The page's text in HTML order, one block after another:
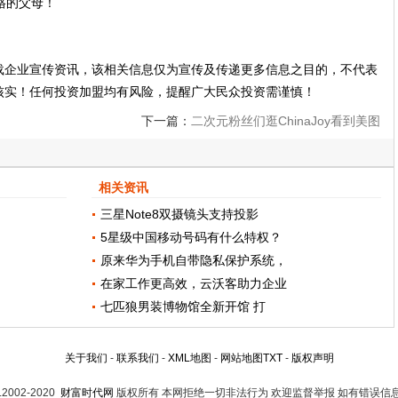
业宣传资讯，该相关信息仅为宣传及传递更多信息之目的，不代表
！任何投资加盟均有风险，提醒广大民众投资需谨慎！
下一篇： 二次元粉丝们逛ChinaJoy看到美图
相关资讯
三星Note8双摄镜头支持投影
5星级中国移动号码有什么特权？
原来华为手机自带隐私保护系统，
在家工作更高效，云沃客助力企业
七匹狼男装博物馆全新开馆 打
关于我们 - 联系我们 - XML地图 - 网站地图TXT- 版权声明
2020 财富时代网 版权所有 本网拒绝一切非法行为 欢迎监督举报 如有错误信